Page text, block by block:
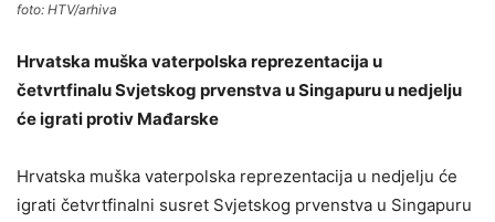
foto: HTV/arhiva
Hrvatska muška vaterpolska reprezentacija u
četvrtfinalu Svjetskog prvenstva u Singapuru u nedjelju
će igrati protiv Mađarske
Hrvatska muška vaterpolska reprezentacija u nedjelju će
igrati četvrtfinalni susret Svjetskog prvenstva u Singapuru